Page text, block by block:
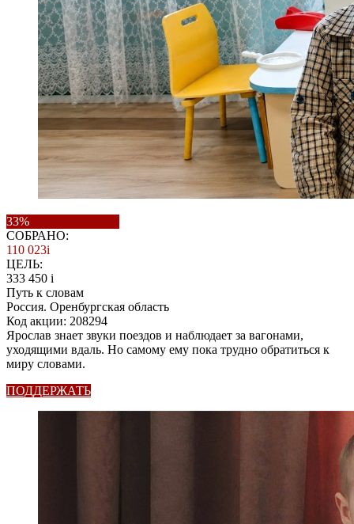
33%
СОБРАНО:
110 023i
ЦЕЛЬ:
333 450 i
Путь к словам
Россия. Оренбургская область
Код акции: 208294
Ярослав знает звуки поездов и наблюдает за вагонами,
уходящими вдаль. Но самому ему пока трудно обратиться к
миру словами.
ПОДДЕРЖАТЬ